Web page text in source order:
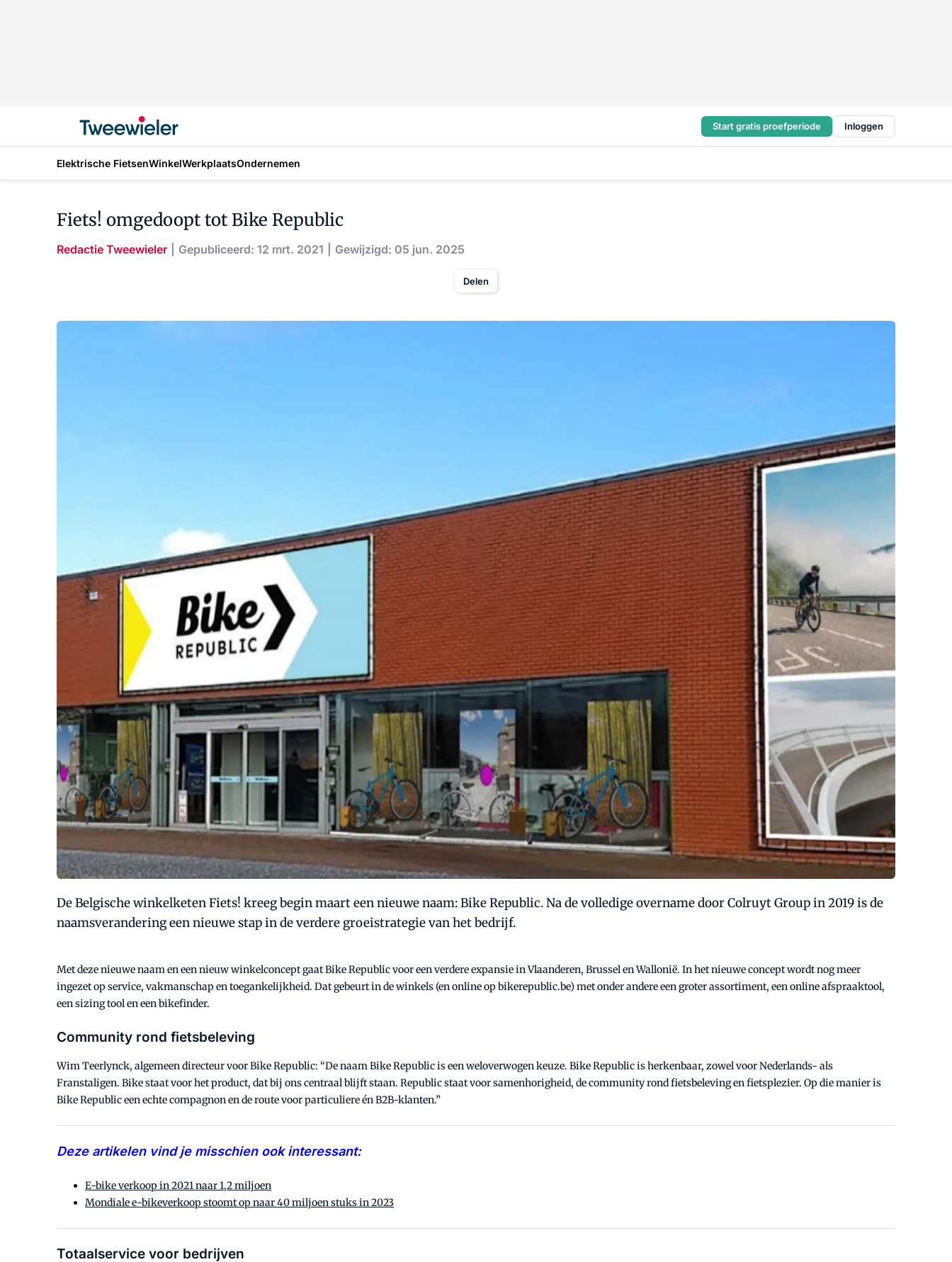
Start gratis proefperiode Inloggen
Elektrische FietsenWinkelWerkplaatsOndernemen
Fiets! omgedoopt tot Bike Republic
Redactie Tweewieler Gepubliceerd: 12 mrt. 2021 Gewijzigd: 05 jun. 2025
Delen
De Belgische winkelketen Fiets! kreeg begin maart een nieuwe naam: Bike Republic. Na de volledige overname door Colruyt Group in 2019 is de
naamsverandering een nieuwe stap in de verdere groeistrategie van het bedrijf.
Met deze nieuwe naam en een nieuw winkelconcept gaat Bike Republic voor een verdere expansie in Vlaanderen, Brussel en Wallonië. In het nieuwe concept wordt nog meer
ingezet op service, vakmanschap en toegankelijkheid. Dat gebeurt in de winkels (en online op bikerepublic.be) met onder andere een groter assortiment, een online afspraaktool,
een sizing tool en een bikefinder.
Community rond fietsbeleving
Wim Teerlynck, algemeen directeur voor Bike Republic: “De naam Bike Republic is een weloverwogen keuze. Bike Republic is herkenbaar, zowel voor Nederlands- als
Franstaligen. Bike staat voor het product, dat bij ons centraal blijft staan. Republic staat voor samenhorigheid, de community rond fietsbeleving en fietsplezier. Op die manier is
Bike Republic een echte compagnon en de route voor particuliere én B2B-klanten.”
Deze artikelen vind je misschien ook interessant:
E-bike verkoop in 2021 naar 1,2 miljoen
Mondiale e-bikeverkoop stoomt op naar 40 miljoen stuks in 2023
Totaalservice voor bedrijven